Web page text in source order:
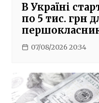
В Україні
по 5 тис. грн
07/08/2026 20:34